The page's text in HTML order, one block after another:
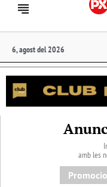
6, agost del 2026
amb les